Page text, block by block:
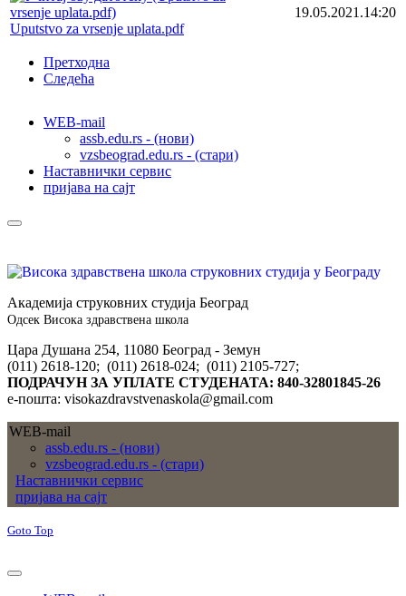
Uputstvo za vrsenje uplata.pdf
19.05.2021.14:20
Претходна
Следећа
WEB-mail
assb.edu.rs - (нови)
vzsbeograd.edu.rs - (стари)
Наставнички сервис
пријава на сајт
Академија струковних студија Београд
Одсек Висока здравствена школа
Цара Душана 254, 11080 Београд - Земун
(011) 2618-120; (011) 2618-024; (011) 2105-727;
ПОДРАЧУН ЗА УПЛАТЕ СТУДЕНАТА: 840-32801845-26
е-пошта: visokazdravstvenaskola@gmail.com
WEB-mail
assb.edu.rs - (нови)
vzsbeograd.edu.rs - (стари)
Наставнички сервис
пријава на сајт
Goto Top